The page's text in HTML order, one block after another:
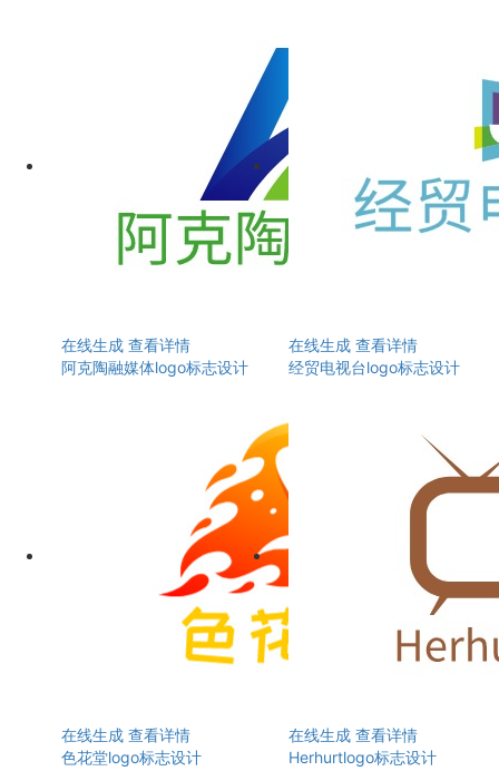
在线生成 查看详情
阿克陶融媒体logo标志设计
在线生成 查看详情
经贸电视台logo标志设计
在线生成 查看详情
色花堂logo标志设计
在线生成 查看详情
Herhurtlogo标志设计